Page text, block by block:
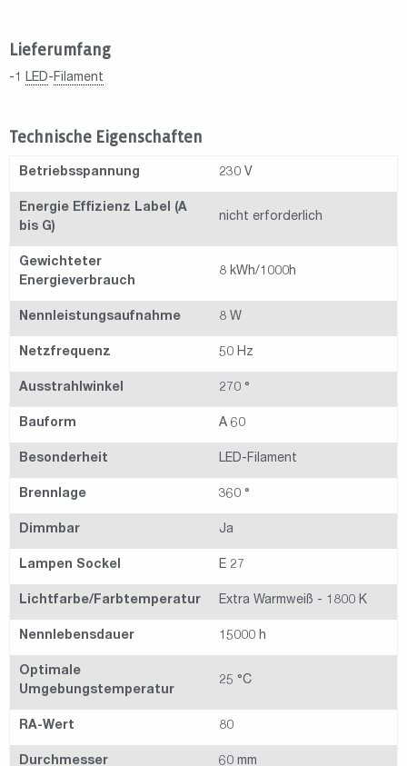
Lieferumfang
-1 LED-Filament
Technische Eigenschaften
Betriebsspannung 230 V
Energie Effizienz Label (A
bis G)
nicht erforderlich
Gewichteter
Energieverbrauch
8 kWh/1000h
Nennleistungsaufnahme 8 W
Netzfrequenz 50 Hz
Ausstrahlwinkel 270 °
Bauform A 60
Besonderheit LED-Filament
Brennlage 360 °
Dimmbar Ja
Lampen Sockel E 27
Lichtfarbe/Farbtemperatur Extra Warmweiß - 1800 K
Nennlebensdauer 15000 h
Optimale
Umgebungstemperatur
25 °C
RA-Wert 80
Durchmesser 60 mm